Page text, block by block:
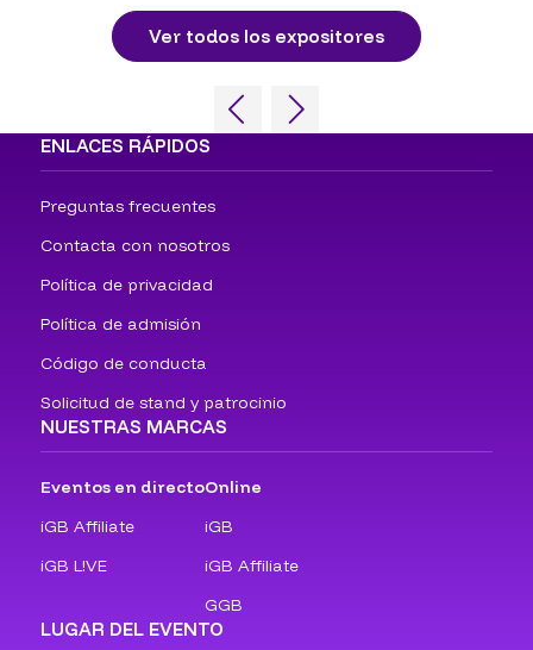
Ver todos los expositores
ENLACES RÁPIDOS
Preguntas frecuentes
Contacta con nosotros
Política de privacidad
Política de admisión
Código de conducta
Solicitud de stand y patrocinio
NUESTRAS MARCAS
Eventos en directo
iGB Affiliate
iGB L!VE
Online
iGB
iGB Affiliate
GGB
LUGAR DEL EVENTO